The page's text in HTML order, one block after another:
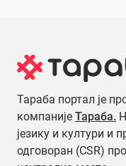
Тараба портал је
компаније Тараба.
језику и култури и
одговоран (CSR)